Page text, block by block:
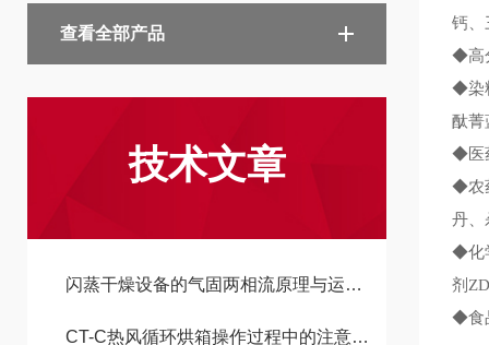
查看全部产品
技术文章
闪蒸干燥设备的气固两相流原理与运行参数调节
CT-C热风循环烘箱操作过程中的注意事项全解析
钙、
◆高
◆染
酞菁
◆医
◆农
丹、
◆化
剂
◆食